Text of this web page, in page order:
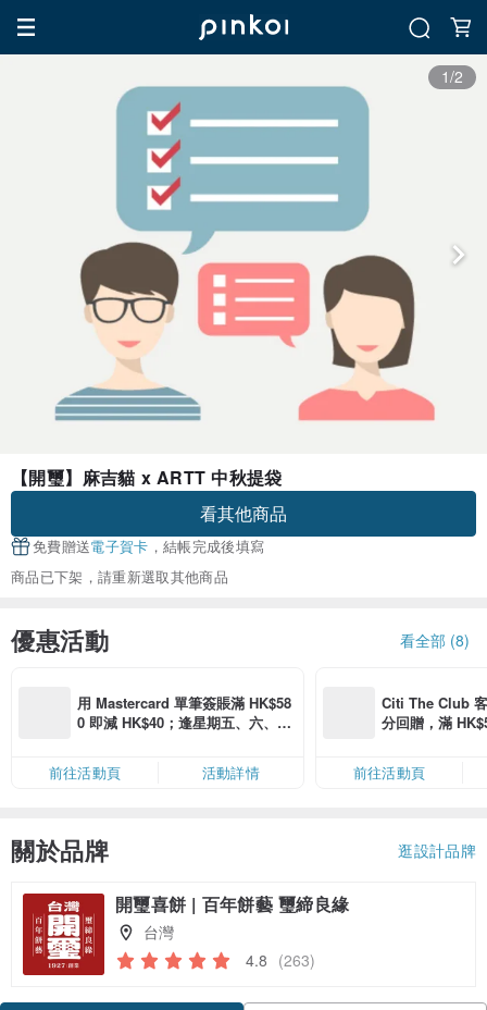
1/2
【開璽】麻吉貓 x ARTT 中秋提袋
看其他商品
免費贈送電子賀卡 ，結帳完成後填寫
商品已下架，請重新選取其他商品
優惠活動 看全部 (8)
用 Mastercard 單筆簽賬滿 HK$58
0 即減 HK$40；逢星期五、六、日
限，額滿即止，僅限「常用信用
卡」結帳）
前往活動頁 活動詳情
Citi The Club
分回贈，滿
前往活動頁
關於品牌 逛設計品牌
開璽喜餅 | 百年餅藝 璽締良緣
台灣
4.8 (263)